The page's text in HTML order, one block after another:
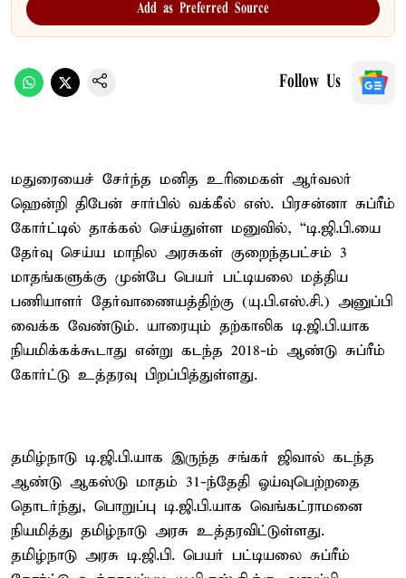
Add as Preferred Source
Follow Us
மதுரையைச் சேர்ந்த மனித உரிமைகள் ஆர்வலர்
ஹென்றி திபேன் சார்பில் வக்கீல் எஸ். பிரசன்னா சுப்ரீம்
கோர்ட்டில் தாக்கல் செய்துள்ள மனுவில், “டி.ஜி.பி.யை
தேர்வு செய்ய மாநில அரசுகள் குறைந்தபட்சம் 3
மாதங்களுக்கு முன்பே பெயர் பட்டியலை மத்திய
பணியாளர் தேர்வாணையத்திற்கு (யு.பி.எஸ்.சி.) அனுப்பி
வைக்க வேண்டும். யாரையும் தற்காலிக டி.ஜி.பி.யாக
நியமிக்கக்கூடாது என்று கடந்த 2018-ம் ஆண்டு சுப்ரீம்
கோர்ட்டு உத்தரவு பிறப்பித்துள்ளது.
தமிழ்நாடு டி.ஜி.பி.யாக இருந்த சங்கர் ஜிவால் கடந்த
ஆண்டு ஆகஸ்டு மாதம் 31-ந்தேதி ஓய்வுபெற்றதை
தொடர்ந்து, பொறுப்பு டி.ஜி.பி.யாக வெங்கட்ராமனை
நியமித்து தமிழ்நாடு அரசு உத்தரவிட்டுள்ளது.
தமிழ்நாடு அரசு டி.ஜி.பி. பெயர் பட்டியலை சுப்ரீம்